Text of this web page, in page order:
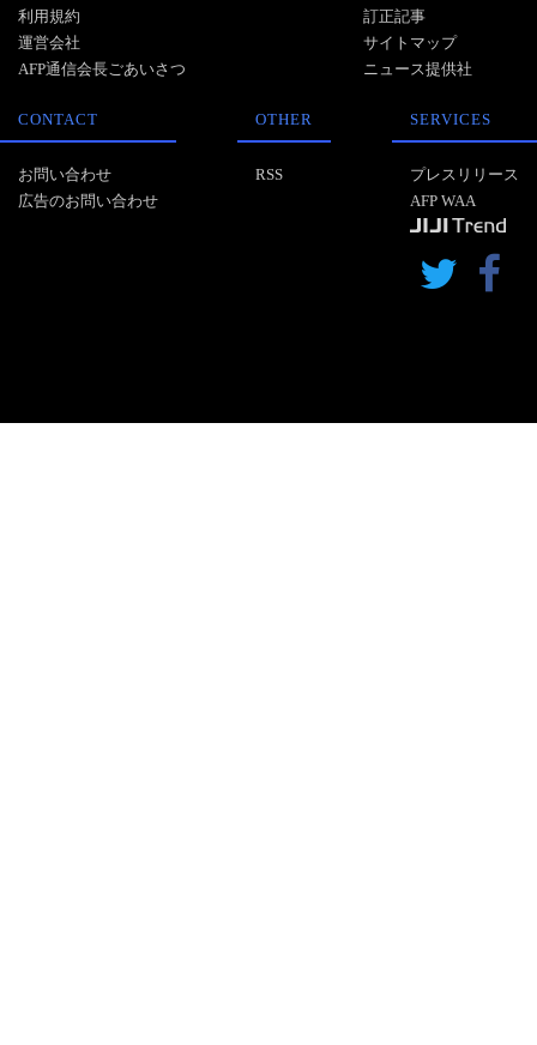
利用規約
運営会社
AFP通信会長ごあいさつ
訂正記事
サイトマップ
ニュース提供社
CONTACT
お問い合わせ
広告のお問い合わせ
OTHER
RSS
SERVICES
プレスリリース
AFP WAA